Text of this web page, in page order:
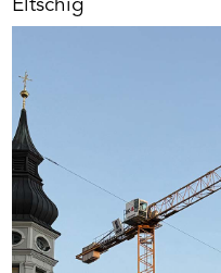
Eltschig